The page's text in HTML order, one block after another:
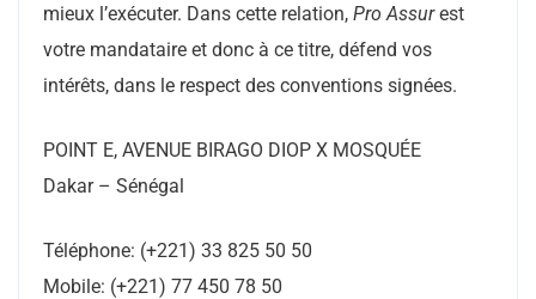
mieux l’exécuter. Dans cette relation, Pro Assurest
votre mandataire et donc à ce titre, défend vos
intérêts, dans le respect des conventions signées.
POINT E, AVENUE BIRAGO DIOP X MOSQUÉE
Dakar – Sénégal
Téléphone: (+221) 33 825 50 50
Mobile: (+221) 77 450 78 50